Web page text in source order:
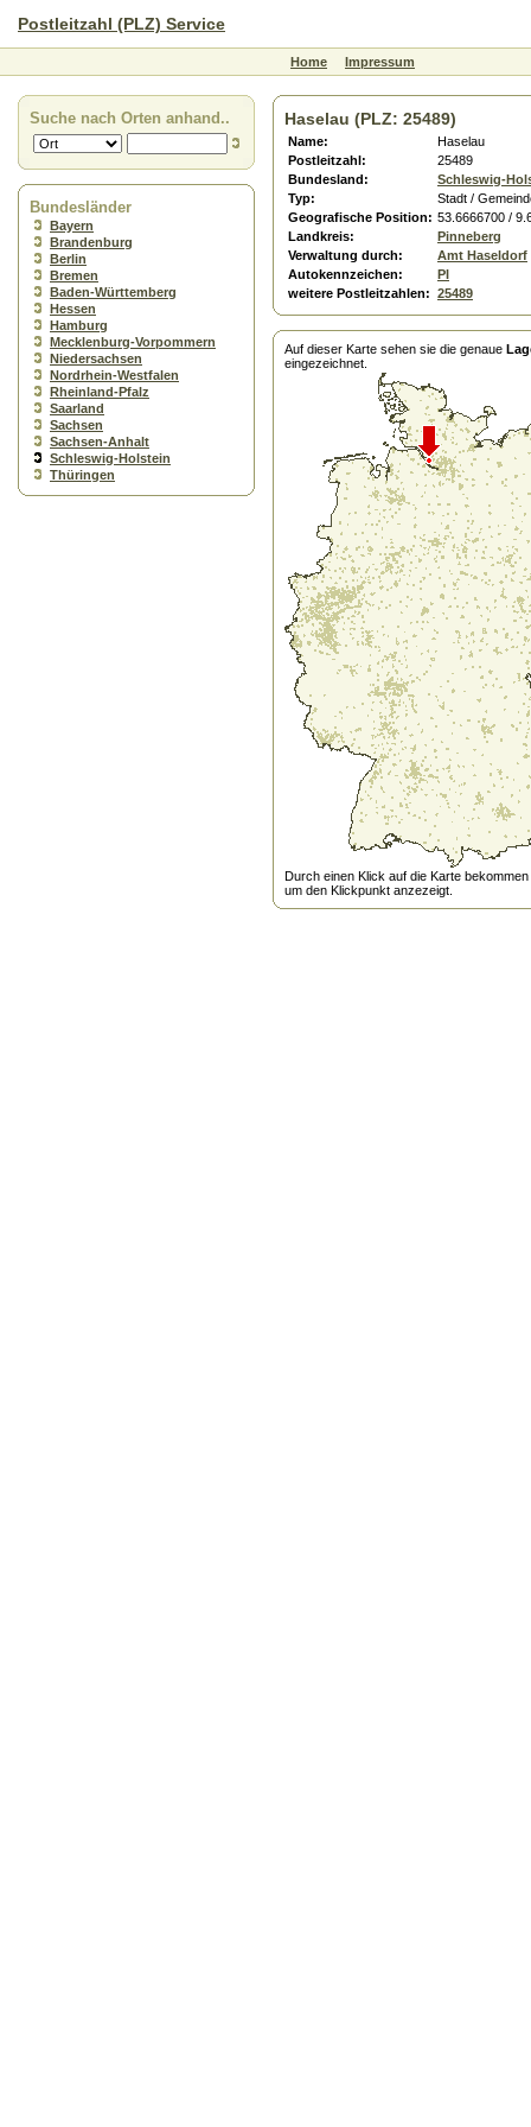
Postleitzahl (PLZ) Service
Home Impressum
Suche nach Orten anhand..
Bundesländer
Bayern
Brandenburg
Berlin
Bremen
Baden-Württemberg
Hessen
Hamburg
Mecklenburg-Vorpommern
Niedersachsen
Nordrhein-Westfalen
Rheinland-Pfalz
Saarland
Sachsen
Sachsen-Anhalt
Schleswig-Holstein
Thüringen
Haselau (PLZ: 25489)
Name:
Haselau
Postleitzahl:
25489
Bundesland:
Schleswig-
Typ:
Stadt /
Geografische Position: 53.6666700 /
Landkreis:
Pinneberg
Verwaltung durch:
Amt Haseldorf
Autokennzeichen:
PI
weitere Postleitzahlen: 25489
Auf dieser Karte sehen sie die genaue
eingezeichnet.
Durch einen Klick auf die Karte
um den Klickpunkt anzezeigt.